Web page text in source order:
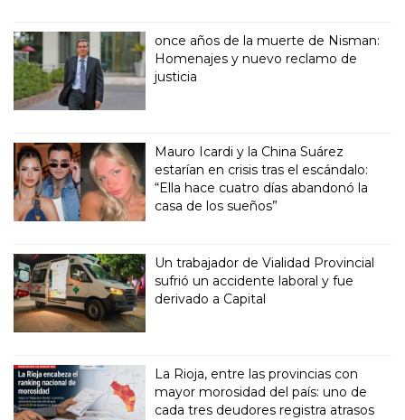
once años de la muerte de Nisman:
Homenajes y nuevo reclamo de
justicia
Mauro Icardi y la China Suárez
estarían en crisis tras el escándalo:
“Ella hace cuatro días abandonó la
casa de los sueños”
Un trabajador de Vialidad Provincial
sufrió un accidente laboral y fue
derivado a Capital
La Rioja, entre las provincias con
mayor morosidad del país: uno de
cada tres deudores registra atrasos